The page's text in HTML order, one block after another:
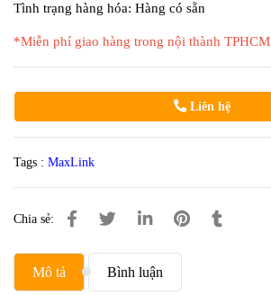
Tình trạng hàng hóa: Hàng có sẵn
*Miễn phí giao hàng trong nội thành TPHCM
Liên hệ
Tags : MaxLink
Chia sẻ:
Mô tả Bình luận